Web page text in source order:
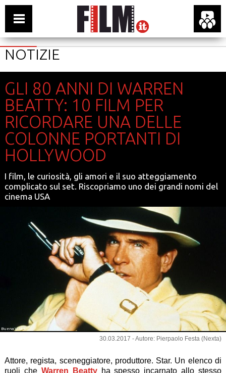
NOTIZIE
GLI 80 ANNI DI WARREN
BEATTY: 10 FILM PER
RICORDARE UNA DELLE
COLONNE PORTANTI DI
HOLLYWOOD
I film, le curiosità, gli amori e il suo atteggiamento
complicato sul set. Riscopriamo uno dei grandi nomi del
cinema USA
Buena Vista
30.03.2017 - Autore: Pierpaolo Festa (Nexta)
Attore, regista, sceneggiatore, produttore. Star. Un elenco di
ruoli che Warren Beattyha spesso incarnato allo stesso